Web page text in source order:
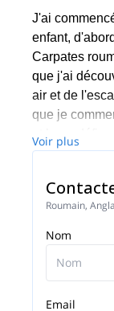
J'ai
enfant,
Carpates
que j'ai
air et de
que je
et leurs défis
vie
J'ai participé
monde entier
lointaines.
temps dans
Je suis
Voir plus
Roumain,
Nom
Email